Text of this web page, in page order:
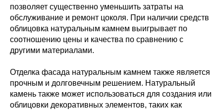
позволяет существенно уменьшить затраты на
обслуживание и ремонт цоколя. При наличии средств
облицовка натуральным камнем выигрывает по
соотношению цены и качества по сравнению с
другими материалами.
Отделка фасада натуральным камнем также является
прочным и долговечным решением. Натуральный
камень также может использоваться для создания или
облицовки декоративных элементов, таких как